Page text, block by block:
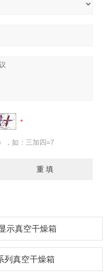
，如：三加四=7
示真空干燥箱
列真空干燥箱